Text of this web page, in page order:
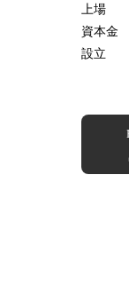
上場
資本金
設立